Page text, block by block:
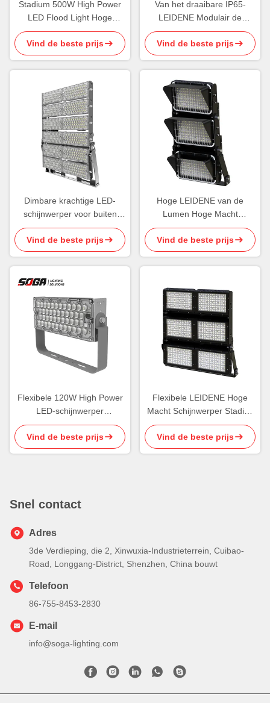
Stadium 500W High Power
LED Flood Light Hoge
uniformiteit Finned Style
Heatsink
Vind de beste prijs
Van het draaibare IP65-
LEIDENE Modulair de
Sportenlicht Vloed Licht
360w Stadion
Vind de beste prijs
Dimbare krachtige LED-
schijnwerper voor buiten
960W schijnwerper met
hoog lumen
Vind de beste prijs
Hoge LEIDENE van de
Lumen Hoge Macht
Schijnwerper750w Energie -
besparingsvloed Lichte IK08
Vind de beste prijs
Flexibele 120W High Power
LED-schijnwerper
Buitensportverlichting IP65
Vind de beste prijs
Flexibele LEIDENE Hoge
Macht Schijnwerper Stadion
1500 Watts LEIDEN
Vloedlicht
Vind de beste prijs
Snel contact
Adres
3de Verdieping, die 2, Xinwuxia-Industrieterrein, Cuibao-
Road, Longgang-District, Shenzhen, China bouwt
Telefoon
86-755-8453-2830
E-mail
info@soga-lighting.com